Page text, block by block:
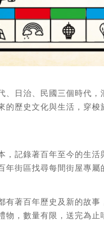
、日治、民國三個時代
的歷史文化與生活，穿
，記錄著百年至今的生
年街區找尋每間街屋專
有著百年歷史及新的故
物，數量有限，送完為止